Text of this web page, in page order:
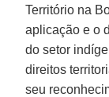
Território na
aplicação e o
do setor
direitos
seu